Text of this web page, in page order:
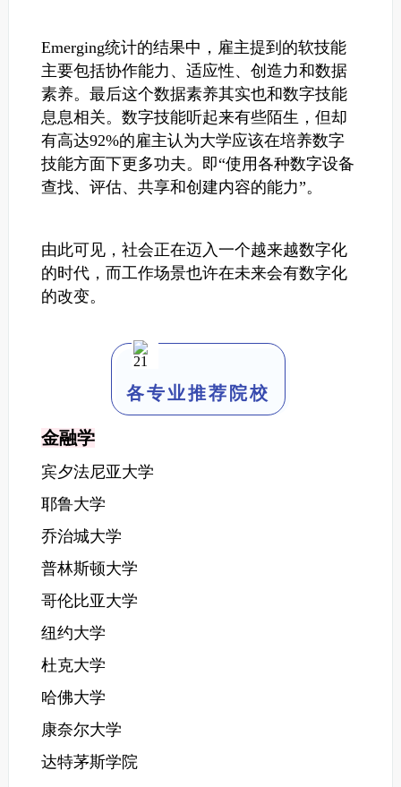
Emerging统计的结果中，雇主提到的软技能
主要包括协作能力、适应性、创造力和数据
素养。最后这个数据素养其实也和数字技能
息息相关。 数字技能听起来有些陌生，但却
有高达92%的雇主认为大学应该在培养数字
技能方面下更多功夫。即“使用各种数字设备
查找、评估、共享和创建内容的能力”。
由此可见，社会正在迈入一个越来越数字化
的时代，而工作场景也许在未来会有数字化
的改变。
各专业推荐院校
金融学
宾夕法尼亚大学
耶鲁大学
乔治城大学
普林斯顿大学
哥伦比亚大学
纽约大学
杜克大学
哈佛大学
康奈尔大学
达特茅斯学院